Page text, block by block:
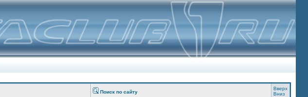
Поиск по сайту
Вверх
Вниз